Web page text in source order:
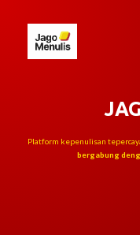
Platform kepenulisan
bergabung